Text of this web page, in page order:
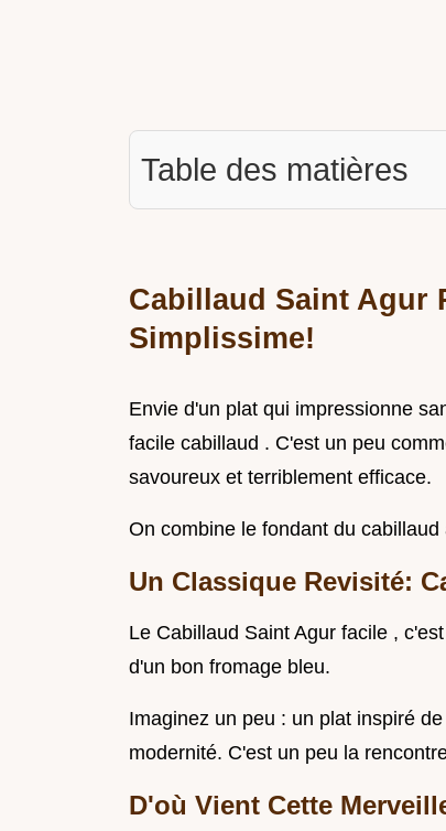
Table des matières
Cabillaud Saint Agur
Simplissime!
Envie d'un plat qui impressionne
facile cabillaud . C'est un peu
savoureux et terriblement efficace.
On combine le fondant du
Un Classique Revisité:
Le Cabillaud Saint Agur facile ,
d'un bon fromage bleu.
Imaginez un peu : un plat inspiré
modernité. C'est un peu la
D'où Vient Cette